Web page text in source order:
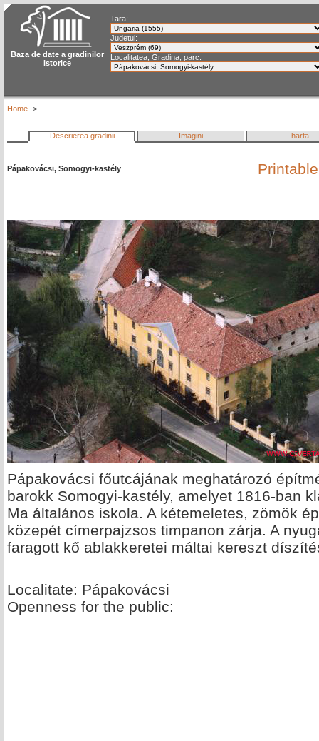
Baza de date a gradinilor
istorice
Tara:
Judetul:
Localitatea, Gradina, parc:
Home ->
Descrierea gradinii Imagini harta
Pápakovácsi, Somogyi-kastély
Pápakovácsi főutcájának meghatározó
barokk Somogyi-kastély, amelyet 1816-ban
Ma általános iskola. A kétemeletes, zömök
közepét címerpajzsos timpanon zárja. A
faragott kő ablakkeretei máltai kereszt
Localitate: Pápakovácsi
Openness for the public: